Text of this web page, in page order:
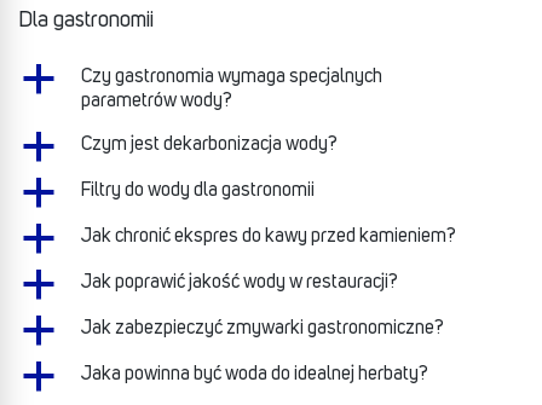
Dla gastronomii
a
Czy gastronomia wymaga specjalnych
parametrów wody?
a Czym jest dekarbonizacja wody?
a Filtry do wody dla gastronomii
a Jak chronić ekspres do kawy przed kamieniem?
a Jak poprawić jakość wody w restauracji?
a Jak zabezpieczyć zmywarki gastronomiczne?
a Jaka powinna być woda do idealnej herbaty?